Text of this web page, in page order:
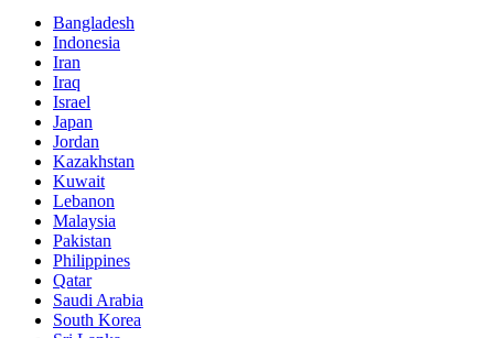
Bangladesh
Indonesia
Iran
Iraq
Israel
Japan
Jordan
Kazakhstan
Kuwait
Lebanon
Malaysia
Pakistan
Philippines
Qatar
Saudi Arabia
South Korea